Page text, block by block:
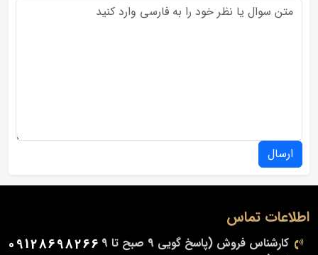
ارسال
اطلاعات تماس
کارشناس فروش (پاسخ گویی 9 صبح تا 9 09128698266